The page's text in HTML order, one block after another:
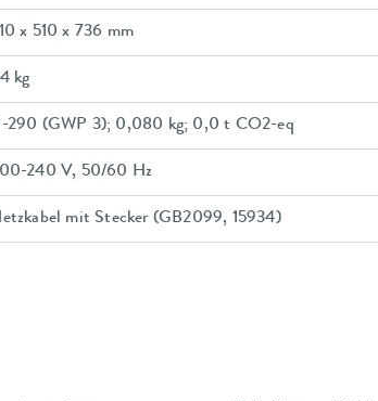
x 510 x 736 mm
kg
290 (GWP 3); 0,080 kg; 0,0 t CO2-eq
240 V, 50/60 Hz
mit Stecker (GB2099, 15934)